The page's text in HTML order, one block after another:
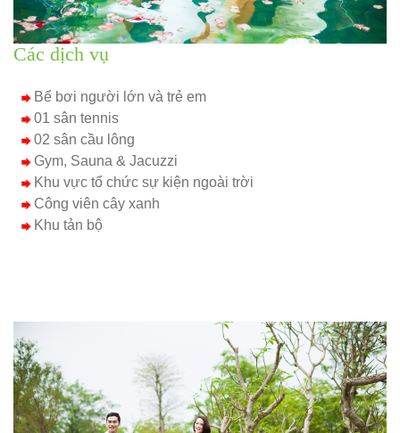
Các dịch vụ
Bể bơi người lớn và trẻ em
01 sân tennis
02 sân cầu lông
Gym, Sauna & Jacuzzi
Khu vực tổ chức sự kiện ngoài trời
Công viên cây xanh
Khu tản bộ